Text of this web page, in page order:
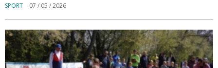
SPORT 07 / 05 / 2026